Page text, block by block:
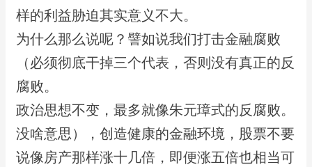
样的利益胁迫其实意义不大。
​为什么那么说呢？譬如说我们打击金融腐败
（必须彻底干掉三个代表，否则没有真正的反
腐败。
​政治思想不变，最多就像朱元璋式的反腐败。
没啥意思），创造健康的金融环境，​股票不要
说像房产那样涨十几倍，即便涨五倍也相当可